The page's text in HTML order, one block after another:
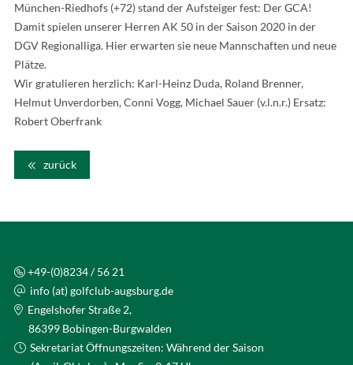
München-Riedhofs (+72) stand der Aufsteiger fest: Der GCA!
Damit spielen unserer Herren AK 50 in der Saison 2020 in der
DGV Regionalliga. Hier erwarten sie neue Mannschaften und neue
Plätze.
Wir gratulieren herzlich: Karl-Heinz Duda, Roland Brenner,
Helmut Unverdorben, Conni Vogg, Michael Sauer (v.l.n.r.) Ersatz:
Robert Oberfrank
zurück
+49-(0)8234 / 56 21
info (at) golfclub-augsburg.de
Engelshofer Straße 2,
86399 Bobingen-Burgwalden
Sekretariat Öffnungszeiten: Während der Saison